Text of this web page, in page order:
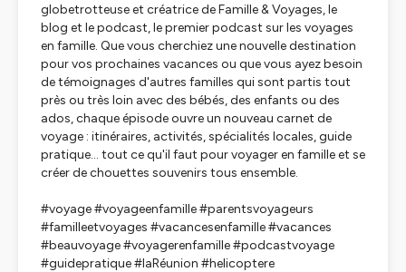
globetrotteuse et créatrice de Famille & Voyages, le
blog et le podcast, le premier podcast sur les voyages
en famille. Que vous cherchiez une nouvelle destination
pour vos prochaines vacances ou que vous ayez besoin
de témoignages d'autres familles qui sont partis tout
près ou très loin avec des bébés, des enfants ou des
ados, chaque épisode ouvre un nouveau carnet de
voyage : itinéraires, activités, spécialités locales, guide
pratique... tout ce qu'il faut pour voyager en famille et se
créer de chouettes souvenirs tous ensemble.
#voyage #voyageenfamille #parentsvoyageurs
#familleetvoyages #vacancesenfamille #vacances
#beauvoyage #voyagerenfamille #podcastvoyage
#guidepratique #laRéunion #helicoptere